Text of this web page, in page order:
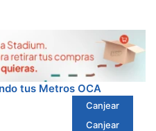
tus Metros OCA
Canjear
Canjear